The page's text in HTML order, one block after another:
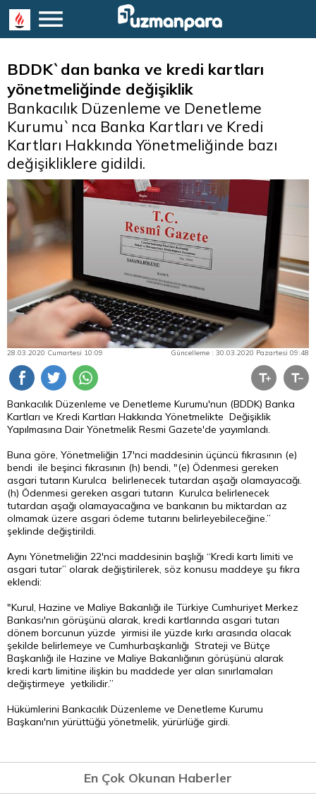
BDDK`dan banka ve kredi kartları
yönetmeliğinde değişiklik
Bankacılık Düzenleme ve Denetleme
Kurumu`nca Banka Kartları ve Kredi
Kartları Hakkında Yönetmeliğinde bazı
değişikliklere gidildi.
28.03.2020 Cumartesi 10:09 Güncelleme : 30.03.2020 Pazartesi 09:48
Bankacılık Düzenleme ve Denetleme Kurumu'nun (BDDK) Banka
Kartları ve Kredi Kartları Hakkında Yönetmelikte Değişiklik
Yapılmasına Dair Yönetmelik Resmi Gazete'de yayımlandı.
Buna göre, Yönetmeliğin 17'nci maddesinin üçüncü fıkrasının (e)
bendi ile beşinci fıkrasının (h) bendi, "(e) Ödenmesi gereken
asgari tutarın Kurulca belirlenecek tutardan aşağı olamayacağı.
(h) Ödenmesi gereken asgari tutarın Kurulca belirlenecek
tutardan aşağı olamayacağına ve bankanın bu miktardan az
olmamak üzere asgari ödeme tutarını belirleyebileceğine.”
şeklinde değiştirildi.
Aynı Yönetmeliğin 22'nci maddesinin başlığı “Kredi kartı limiti ve
asgari tutar” olarak değiştirilerek, söz konusu maddeye şu fıkra
eklendi:
"Kurul, Hazine ve Maliye Bakanlığı ile Türkiye Cumhuriyet Merkez
Bankası'nın görüşünü alarak, kredi kartlarında asgari tutarı
dönem borcunun yüzde yirmisi ile yüzde kırkı arasında olacak
şekilde belirlemeye ve Cumhurbaşkanlığı Strateji ve Bütçe
Başkanlığı ile Hazine ve Maliye Bakanlığının görüşünü alarak
kredi kartı limitine ilişkin bu maddede yer alan sınırlamaları
değiştirmeye yetkilidir.”
Hükümlerini Bankacılık Düzenleme ve Denetleme Kurumu
Başkanı'nın yürüttüğü yönetmelik, yürürlüğe girdi.
En Çok Okunan Haberler